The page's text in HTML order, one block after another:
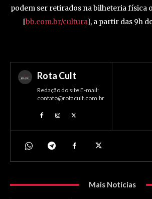
podem ser retirados na bilheteria física
[bb.com.br/cultura], a partir das 9h
Rota Cult
Redação do site E-mail:
contato@rotacult.com.br
Mais Notícias